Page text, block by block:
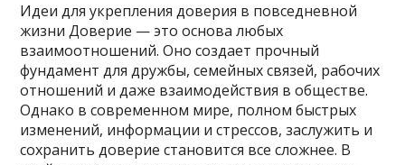
Идеи для укрепления доверия в повседневной
жизни Доверие — это основа любых
взаимоотношений. Оно создает прочный
фундамент для дружбы, семейных связей, рабочих
отношений и даже взаимодействия в обществе.
Однако в современном мире, полном быстрых
изменений, информации и стрессов, заслужить и
сохранить доверие становится все сложнее. В